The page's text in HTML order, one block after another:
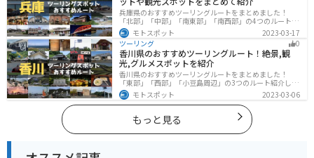
兵庫県のおすすめツーリングルートをまとめました！
「北部」「中部」「南東部」「南西部」の4つのルート紹
介します。自然豊かな山を堪能できる北部と中部、街中
で海辺の南部と違った楽しみ方ができます。バイクで兵
庫県にツーリングに行く際は参考にしてください。
モトスポット
2023-03-17
ツーリング
0
香川県のおすすめツーリングルート！絶景,観
光,グルメスポットを紹介
香川県のおすすめツーリングルートをまとめました！
「東部」「西部」「小豆島周辺」の3つのルート紹介しま
す。自然豊かな山から海、絶品グルメを満喫するツーリ
ングができます。バイクで香川県にツーリングに行く際
は参考にしてください。
モトスポット 2023-03-06
もっと見る